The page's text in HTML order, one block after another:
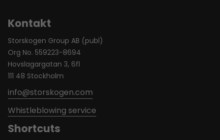
Kontakt
Storskogen Group AB (publ)
Org No. 559223-8694
Hovslagargatan 3, 6fl
111 48 Stockholm
info@storskogen.com
Whistleblowing service
Shortcuts